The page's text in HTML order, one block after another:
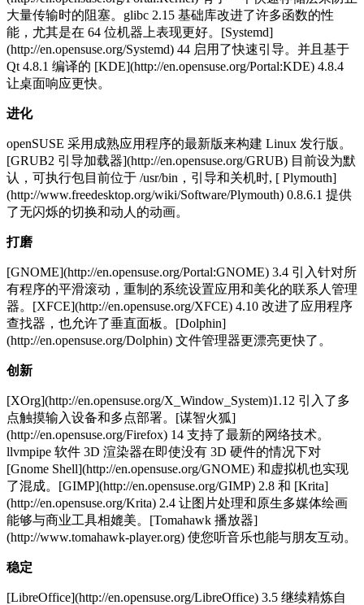
大量传输时的阻塞。glibc 2.15 基础库改进了许多函数的性
能，尤其是在 64 位机器上表现更好。[Systemd]
(http://en.opensuse.org/Systemd) 44 启用了快速引导。并且基于
Qt 4.8.1 编译的 [KDE](http://en.opensuse.org/Portal:KDE) 4.8.4
让桌面响应更快。
进化
openSUSE 采用成熟应用程序的最新版来构建 Linux 发行版。
[GRUB2 引导加载器](http://en.opensuse.org/GRUB) 目前设为默
认，可执行包目前位于 /usr/bin，引导和关机时, [ Plymouth]
(http://www.freedesktop.org/wiki/Software/Plymouth) 0.8.6.1 提供
了无闪烁的切换和动人的动画。
打磨
[GNOME](http://en.opensuse.org/Portal:GNOME) 3.4 引入针对所
有程序的平滑滚动，重制的系统设置应用和美化的联系人管理
器。[XFCE](http://en.opensuse.org/XFCE) 4.10 改进了应用程序
查找器，也允许了垂直面板。[Dolphin]
(http://en.opensuse.org/Dolphin) 文件管理器更漂亮更快了。
创新
[XOrg](http://en.opensuse.org/X_Window_System)1.12 引入了多
点触摸输入设备和多点部署。[谋智火狐]
(http://en.opensuse.org/Firefox) 14 支持了最新的网络技术。
llvmpipe 软件 3D 渲染器在即使没有 3D 硬件的情况下对
[Gnome Shell](http://en.opensuse.org/GNOME) 和虚拟机也实现
了混成。[GIMP](http://en.opensuse.org/GIMP) 2.8 和 [Krita]
(http://en.opensuse.org/Krita) 2.4 让图片处理和原生多媒体绘画
能够与商业工具相媲美。[Tomahawk 播放器]
(http://www.tomahawk-player.org) 使您听音乐也能与朋友互动。
稳定
[LibreOffice](http://en.opensuse.org/LibreOffice) 3.5 继续精炼自